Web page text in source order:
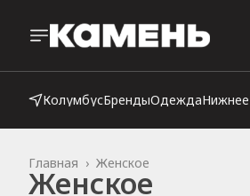
КолумбусБрендыОдежда
Женское
Главная ›
Женское